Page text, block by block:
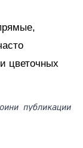
цветочных
публикации